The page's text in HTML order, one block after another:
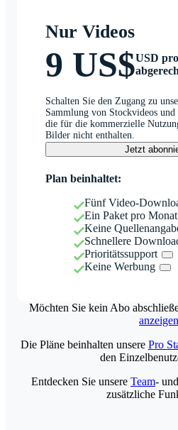
Nur Videos
9 US$USD
Schalten Sie den Zugang zu
Sammlung von Stockvideos
die für die kommerzielle
Bilder nicht enthalten.
Jetzt
Plan beinhaltet:
Fünf Video-
Ein Paket pro Monat
Keine
Schnellere
Prioritätssupport
Keine Werbung
Möchten Sie kein Abo
anzeigen
Die Pläne beinhalten unsere Pro
den
Entdecken Sie unsere Team- und
zusätzliche